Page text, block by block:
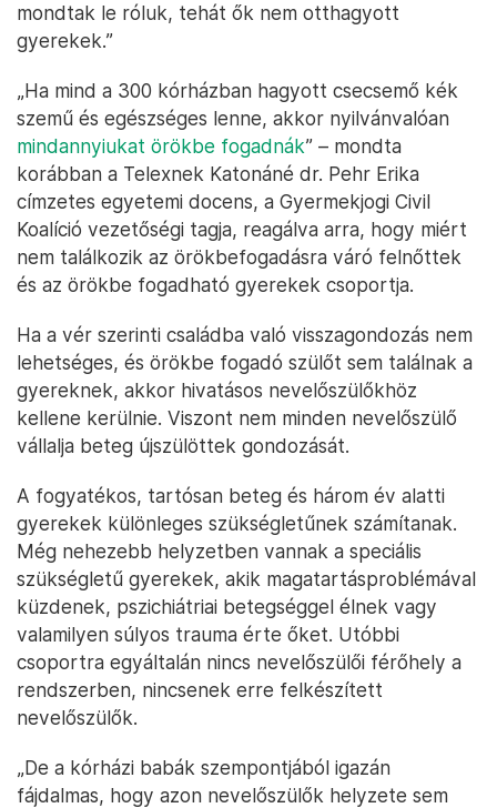
mondtak le róluk, tehát ők nem otthagyott
gyerekek.”
„Ha mind a 300 kórházban hagyott csecsemő kék
szemű és egészséges lenne, akkor nyilvánvalóan
mindannyiukat örökbe fogadnák” – mondta
korábban a Telexnek Katonáné dr. Pehr Erika
címzetes egyetemi docens, a Gyermekjogi Civil
Koalíció vezetőségi tagja, reagálva arra, hogy miért
nem találkozik az örökbefogadásra váró felnőttek
és az örökbe fogadható gyerekek csoportja.
Ha a vér szerinti családba való visszagondozás nem
lehetséges, és örökbe fogadó szülőt sem találnak a
gyereknek, akkor hivatásos nevelőszülőkhöz
kellene kerülnie. Viszont nem minden nevelőszülő
vállalja beteg újszülöttek gondozását.
A fogyatékos, tartósan beteg és három év alatti
gyerekek különleges szükségletűnek számítanak.
Még nehezebb helyzetben vannak a speciális
szükségletű gyerekek, akik magatartásproblémával
küzdenek, pszichiátriai betegséggel élnek vagy
valamilyen súlyos trauma érte őket. Utóbbi
csoportra egyáltalán nincs nevelőszülői férőhely a
rendszerben, nincsenek erre felkészített
nevelőszülők.
„De a kórházi babák szempontjából igazán
fájdalmas, hogy azon nevelőszülők helyzete sem